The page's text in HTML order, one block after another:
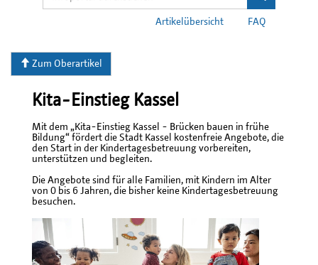
FAQ
Artikelübersicht
Zum Oberartikel
Kita-Einstieg Kassel
Mit dem „Kita-Einstieg Kassel - Brücken bauen in frühe
Bildung“ fördert die Stadt Kassel kostenfreie Angebote, die
den Start in der Kindertagesbetreuung vorbereiten,
unterstützen und begleiten.
Die Angebote sind für alle Familien, mit Kindern im Alter
von 0 bis 6 Jahren, die bisher keine Kindertagesbetreuung
besuchen.